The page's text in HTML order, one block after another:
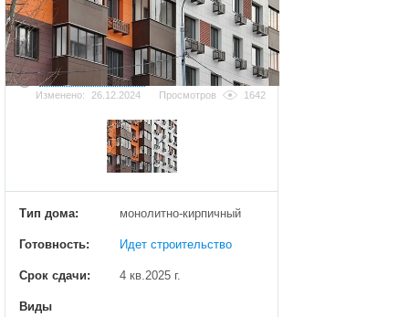
Добавить фотографию
Изменено:
26.12.2024 Просмотров 1642
Тип дома: монолитно-кирпичный
Готовность: Идет строительство
Срок сдачи: 4 кв.2025 г.
Виды